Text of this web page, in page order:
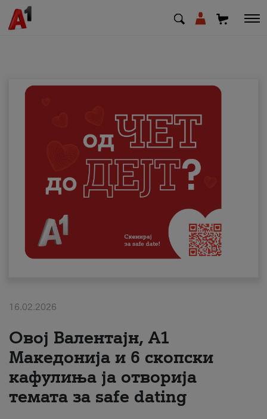
Деловни
Поддршка
Надополни кредит
Плати сметка
#ПодобарОнлајн
16.02.2026
Овој Валентајн, A1
Македонија и 6 скопски
кафулиња ја отворија
темата за safe dating